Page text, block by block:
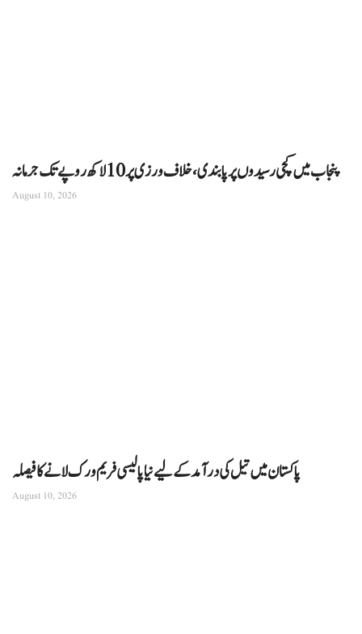
پنجاب میں کچی رسیدوں پر پابندی، خلاف ورزی پر 10 لاکھ روپے تک جرمانہ
August 10, 2026
پاکستان میں تیل کی درآمد کے لیے نیا پالیسی فریم ورک لانے کا فیصلہ
August 10, 2026